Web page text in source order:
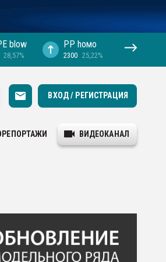
blow
28,57%
PP hомо
2300 25,22%
ВХОД / РЕГИСТРАЦИЯ
ВИДЕОКАНАЛ